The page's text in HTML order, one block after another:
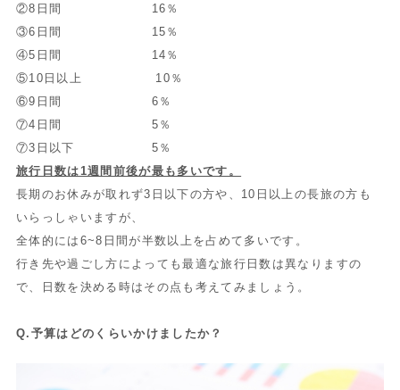
②8日間 16％
③6日間 15％
④5日間 14％
⑤10日以上 10％
⑥9日間 6％
⑦4日間 5％
⑦3日以下 5％
旅行日数は1週間前後が最も多いです。
長期のお休みが取れず3日以下の方や、10日以上の長旅の方も
いらっしゃいますが、
全体的には6~8日間が半数以上を占めて多いです。
行き先や過ごし方によっても最適な旅行日数は異なりますの
で、日数を決める時はその点も考えてみましょう。
Q.予算はどのくらいかけましたか？